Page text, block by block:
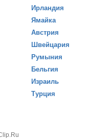
Ирландия
Ямайка
Австрия
Швейцария
Румыния
Бельгия
Израиль
Турция